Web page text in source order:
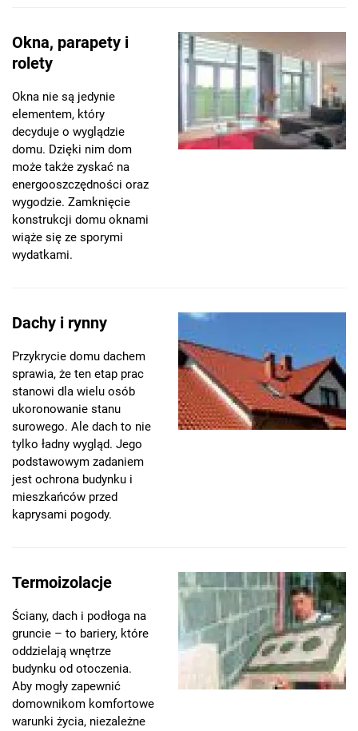
Okna, parapety i
rolety
Okna nie są jedynie
elementem, który
decyduje o wyglądzie
domu. Dzięki nim dom
może także zyskać na
energooszczędności oraz
wygodzie. Zamknięcie
konstrukcji domu oknami
wiąże się ze sporymi
wydatkami.
Dachy i rynny
Przykrycie domu dachem
sprawia, że ten etap prac
stanowi dla wielu osób
ukoronowanie stanu
surowego. Ale dach to nie
tylko ładny wygląd. Jego
podstawowym zadaniem
jest ochrona budynku i
mieszkańców przed
kaprysami pogody.
Termoizolacje
Ściany, dach i podłoga na
gruncie – to bariery, które
oddzielają wnętrze
budynku od otoczenia.
Aby mogły zapewnić
domownikom komfortowe
warunki życia, niezależne